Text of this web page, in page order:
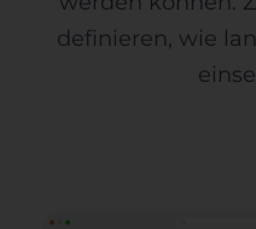
definieren, wie